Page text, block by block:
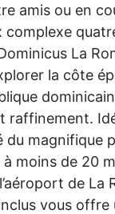
amis ou en
complexe
La
la côte
raffinement.
du magnifique
à moins de 20
de La
vous offre